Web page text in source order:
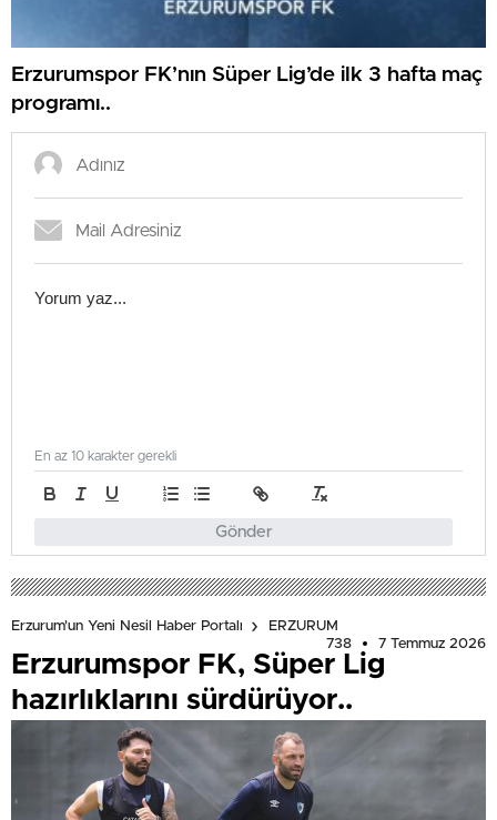
Erzurumspor FK’nın Süper Lig’de ilk 3 hafta maç
programı..
Gönder
En az 10 karakter gerekli
Erzurum'un Yeni Nesil Haber Portalı
ERZURUM
738
7 Temmuz 2026
Erzurumspor FK, Süper Lig
hazırlıklarını sürdürüyor..